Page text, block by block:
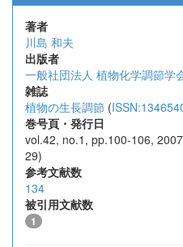
著者
川島 和夫
出版者
一般社団法人 植物化学調節学
雑誌
植物の生長調節 (
巻号頁・発行日
vol.42, no.1, pp.100-106,
29)
参考文献数
134
被引用文献数
1